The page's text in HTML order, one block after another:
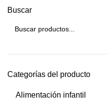
Buscar
Categorías del producto
Alimentación infantil